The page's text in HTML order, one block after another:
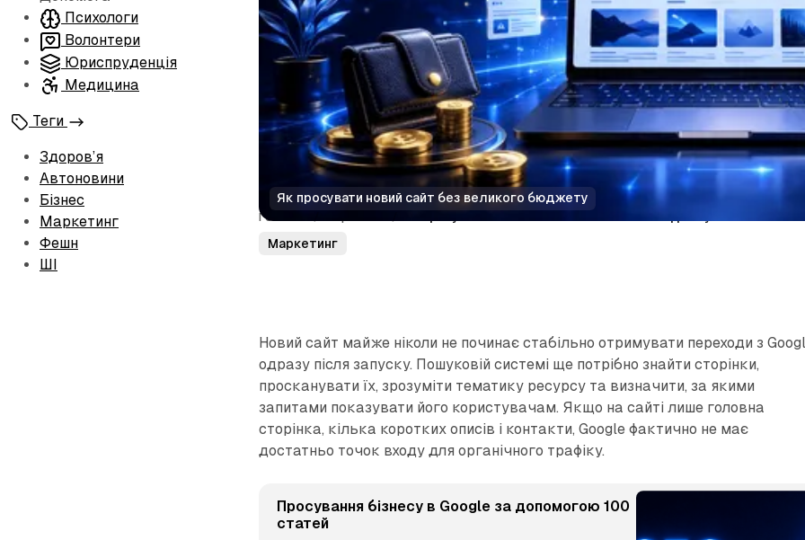
Психологи
Волонтери
Юриспруденція
Медицина
Теги
Здоров’я
Автоновини
Бізнес
Маркетинг
Фешн
ШІ
Як просувати новий сайт без великого бюджету
Головна
Маркетинг
Новий сайт майже ніколи не починає стабільно отримувати переходи з
одразу після запуску. Пошуковій системі ще потрібно знайти сторінки,
просканувати їх, зрозуміти тематику ресурсу та визначити, за якими
запитами показувати його користувачам. Якщо на сайті лише головна
сторінка, кілька коротких описів і контакти, Google фактично не має
достатньо точок входу для органічного трафіку.
Просування бізнесу в Google за допомогою 100
статей